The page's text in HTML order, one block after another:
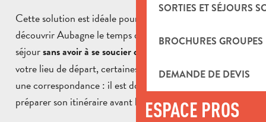
SORTIES ET SÉJOURS
BROCHURES GROUPES
DEMANDE DE DEVIS
ESPACE PROS
Cette solution est idéale pour les visiteurs souhaitant
découvrir Aubagne le temps d’une journée ou d’un
séjoursans avoir à se soucier du stationnement
votre lieu de départ, certaines liaisons peuvent nécessiter
une correspondance : il est donc recommandé de
préparer son itinéraire avant le voyage.